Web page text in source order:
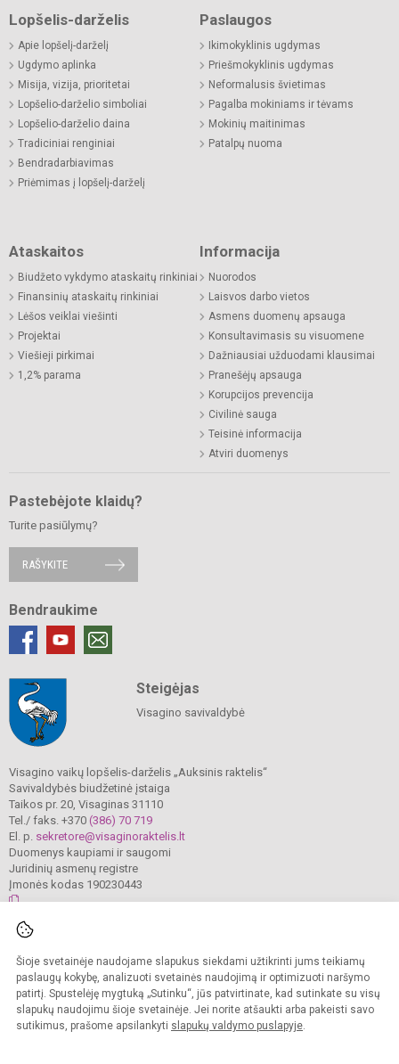
Šioje svetainėje naudojame slapukus siekdami užtikrinti jums teikiamų
paslaugų kokybę, analizuoti svetainės naudojimą ir optimizuoti naršymo
patirtį. Spustelėję mygtuką „Sutinku“, jūs patvirtinate, kad sutinkate su visų
slapukų naudojimu šioje svetainėje. Jei norite atšaukti arba pakeisti savo
sutikimus, prašome apsilankyti slapukų valdymo puslapyje.
Lopšelis-darželis
Apie lopšelį-darželį
Ugdymo aplinka
Misija, vizija, prioritetai
Lopšelio-darželio simboliai
Lopšelio-darželio daina
Tradiciniai renginiai
Bendradarbiavimas
Priėmimas į lopšelį-darželį
Paslaugos
Ikimokyklinis ugdymas
Priešmokyklinis ugdymas
Neformalusis švietimas
Pagalba mokiniams ir tėvams
Mokinių maitinimas
Patalpų nuoma
Ataskaitos
Biudžeto vykdymo ataskaitų rinkiniai
Finansinių ataskaitų rinkiniai
Lėšos veiklai viešinti
Projektai
Viešieji pirkimai
1,2% parama
Informacija
Nuorodos
Laisvos darbo vietos
Asmens duomenų apsauga
Konsultavimasis su visuomene
Dažniausiai užduodami klausimai
Pranešėjų apsauga
Korupcijos prevencija
Civilinė sauga
Teisinė informacija
Atviri duomenys
Pastebėjote klaidų?
Turite pasiūlymų?
RAŠYKITE
Bendraukime
Steigėjas
Visagino savivaldybė
Visagino vaikų lopšelis-darželis „Auksinis raktelis“
Savivaldybės biudžetinė įstaiga
Taikos pr. 20, Visaginas 31110
Tel./ faks. +370 (386) 70 719
El. p. sekretore@visaginoraktelis.lt
Duomenys kaupiami ir saugomi
Juridinių asmenų registre
Įmonės kodas 190230443
saugomos.
Kopijuoti turinį be raštiško įstaigos administracijos sutikimo griežtai draudžiama.
Prieinamumo paraiška Slapukų valdymas
Sumanus būdas atnaujinti